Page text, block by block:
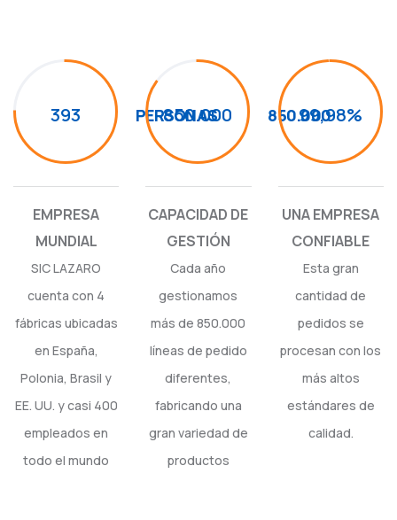
393 PERSONAS
EMPRESA
MUNDIAL
SIC LAZARO
cuenta con 4
fábricas ubicadas
en España,
Polonia, Brasil y
EE. UU. y casi 400
empleados en
todo el mundo
850.000 850.000
CAPACIDAD DE
GESTIÓN
Cada año
gestionamos
más de 850.000
líneas de pedido
diferentes,
fabricando una
gran variedad de
productos
99,98%
UNA EMPRESA
CONFIABLE
Esta gran
cantidad de
pedidos se
procesan con los
más altos
estándares de
calidad.